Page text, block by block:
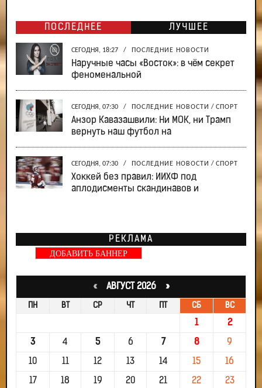
ПОСЛЕДНЕЕ ЛУЧШЕЕ
СЕГОДНЯ, 18:27 / ПОСЛЕДНИЕ НОВОСТИ
Наручные часы «Восток»: в чём секрет
феноменальной
СЕГОДНЯ, 07:30 / ПОСЛЕДНИЕ НОВОСТИ / СПОРТ
Анзор Кавазашвили: Ни МОК, ни Трамп
вернуть наш футбол на
СЕГОДНЯ, 07:30 / ПОСЛЕДНИЕ НОВОСТИ / СПОРТ
Хоккей без правил: ИИХФ под
аплодисменты скандинавов и
РЕКЛАМА
ДОБАВИТЬ БАННЕР
«АВГУСТ 2026 »
ПН ВТ СР ЧТ ПТ СБ ВС
1 2
3 4 5 6 7 8 9
10 11 12 13 14 15 16
17 18 19 20 21 22 23